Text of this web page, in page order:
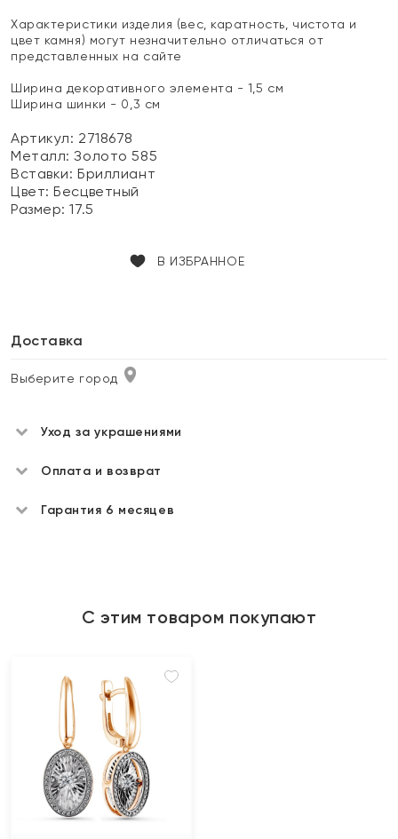
Характеристики изделия (вес, каратность, чистота и
цвет камня) могут незначительно отличаться от
представленных на сайте
Ширина декоративного элемента - 1,5 см
Ширина шинки - 0,3 см
Артикул: 2718678
Металл:Золото 585
Вставки:Бриллиант
Цвет:Бесцветный
Размер:17.5
В ИЗБРАННОЕ
Доставка
Выберите город
Уход за украшениями
Оплата и возврат
Гарантия 6 месяцев
С этим товаром покупают